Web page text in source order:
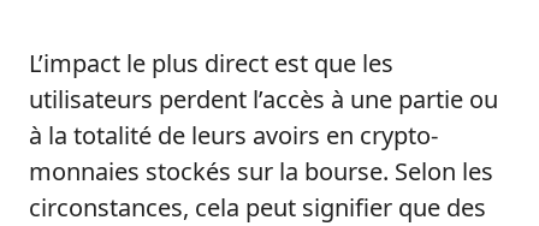
L’impact le plus direct est que les
utilisateurs perdent l’accès à une partie ou
à la totalité de leurs avoirs en crypto-
monnaies stockés sur la bourse. Selon les
circonstances, cela peut signifier que des